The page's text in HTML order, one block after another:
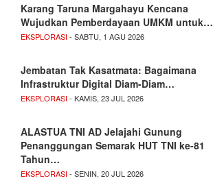
Karang Taruna Margahayu Kencana
Wujudkan Pemberdayaan UMKM untuk…
EKSPLORASI- SABTU, 1 AGU 2026
Jembatan Tak Kasatmata: Bagaimana
Infrastruktur Digital Diam-Diam…
EKSPLORASI- KAMIS, 23 JUL 2026
ALASTUA TNI AD Jelajahi Gunung
Penanggungan Semarak HUT TNI ke-81
Tahun…
EKSPLORASI- SENIN, 20 JUL 2026